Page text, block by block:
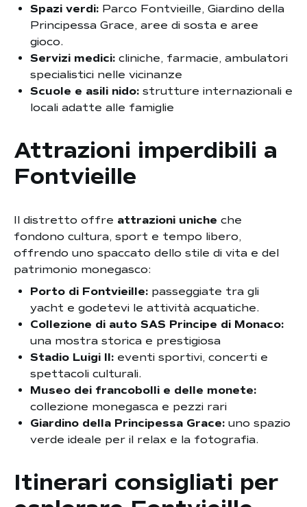
Spazi verdi: Parco Fontvieille, Giardino della
Principessa Grace, aree di sosta e aree
gioco.
Servizi medici: cliniche, farmacie, ambulatori
specialistici nelle vicinanze
Scuole e asili nido: strutture internazionali e
locali adatte alle famiglie
Attrazioni imperdibili a
Fontvieille
Il distretto offre attrazioni uniche che
fondono cultura, sport e tempo libero,
offrendo uno spaccato dello stile di vita e del
patrimonio monegasco:
Porto di Fontvieille: passeggiate tra gli
yacht e godetevi le attività acquatiche.
Collezione di auto SAS Principe di Monaco:
una mostra storica e prestigiosa
Stadio Luigi II: eventi sportivi, concerti e
spettacoli culturali.
Museo dei francobolli e delle monete:
collezione monegasca e pezzi rari
Giardino della Principessa Grace: uno spazio
verde ideale per il relax e la fotografia.
Itinerari consigliati per